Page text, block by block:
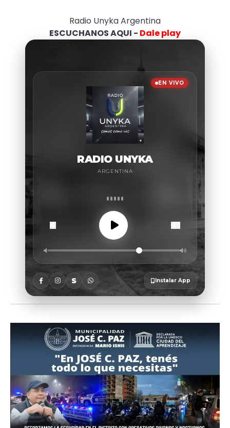
Radio Unyka Argentina
ESCUCHANOS AQUI - Dale play